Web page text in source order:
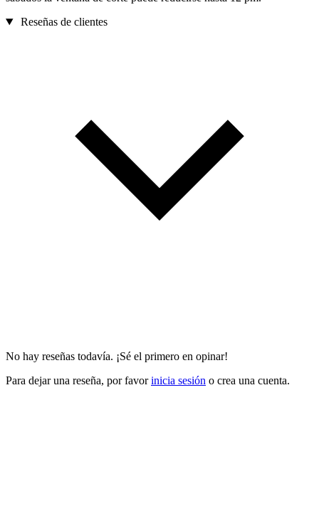
Reseñas de clientes
No hay reseñas todavía. ¡Sé el primero en opinar!
Para dejar una reseña, por favorinicia sesión o crea una cuenta.